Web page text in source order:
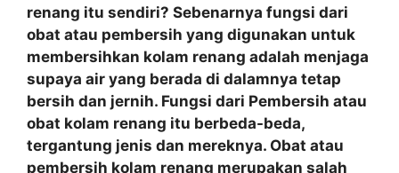
renang itu sendiri? Sebenarnya fungsi dari
obat atau pembersih yang digunakan untuk
membersihkan kolam renang adalah menjaga
supaya air yang berada di dalamnya tetap
bersih dan jernih. Fungsi dari Pembersih atau
obat kolam renang itu berbeda-beda,
tergantung jenis dan mereknya. Obat atau
pembersih kolam renang merupakan salah